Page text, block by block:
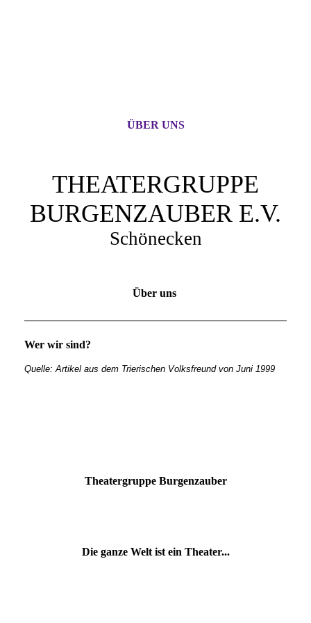
ÜBER UNS
THEATERGRUPPE
BURGENZAUBER E.V.
Schönecken
Über uns
Wer wir sind?
Quelle: Artikel aus dem Trierischen Volksfreund von Juni 1999
Theatergruppe Burgenzauber
Die ganze Welt ist ein Theater...